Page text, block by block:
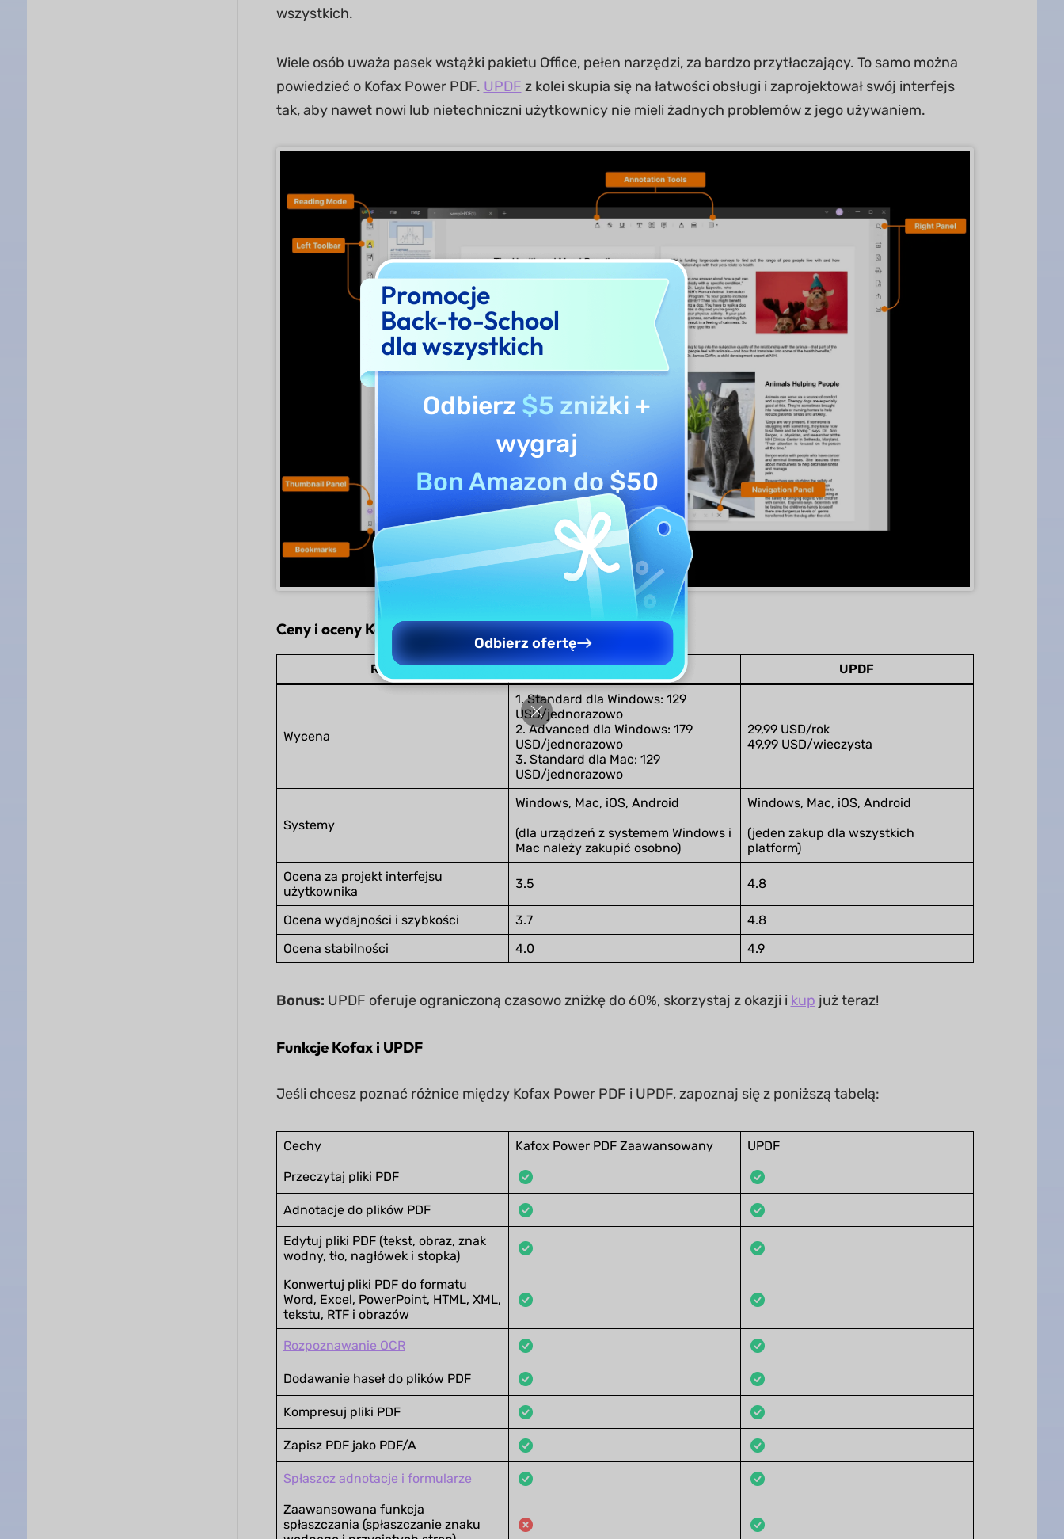
wszystkich.
Wiele osób uważa pasek wstążki pakietu Office, pełen narzędzi, za bardzo przytłaczający. To samo można
powiedzieć o Kofax Power PDF. UPDF z kolei skupia się na łatwości obsługi i zaprojektował swój interfejs
tak, aby nawet nowi lub nietechniczni użytkownicy nie mieli żadnych problemów z jego używaniem.
Ceny i oceny Kofax i UPDF
Rzeczy Kofax UPDF
Wycena
1. Standard dla Windows: 129
USD/jednorazowo
2. Advanced dla Windows: 179
USD/jednorazowo
3. Standard dla Mac: 129
USD/jednorazowo
29,99 USD/rok
49,99 USD/wieczysta
Systemy
Windows, Mac, iOS, Android
(dla urządzeń z systemem Windows i
Mac należy zakupić osobno)
Windows, Mac, iOS, Android
(jeden zakup dla wszystkich
platform)
Ocena za projekt interfejsu
użytkownika
3.5 4.8
Ocena wydajności i szybkości 3.7
4.8
Ocena stabilności
4.0 4.9
Bonus: UPDF oferuje ograniczoną czasowo zniżkę do 60%, skorzystaj z okazji i kup już teraz!
Funkcje Kofax i UPDF
Jeśli chcesz poznać różnice między Kofax Power PDF i UPDF, zapoznaj się z poniższą tabelą:
Cechy Kafox Power PDF Zaawansowany UPDF
Przeczytaj pliki PDF
Adnotacje do plików PDF
Edytuj pliki PDF (tekst, obraz, znak
wodny, tło, nagłówek i stopka)
Konwertuj pliki PDF do formatu
Word, Excel, PowerPoint, HTML, XML,
tekstu, RTF i obrazów
Rozpoznawanie OCR
Dodawanie haseł do plików PDF
Kompresuj pliki PDF
Zapisz PDF jako PDF/A
Spłaszcz adnotacje i formularze
Zaawansowana funkcja
spłaszczania (spłaszczanie znaku
Promocje
Back-to-School
dla wszystkich
Odbierz $5 zniżki +
wygraj
Bon Amazon do $50
Odbierz ofertę